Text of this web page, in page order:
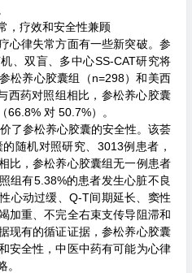
，疗效和安全性兼顾
心律失常方面有一些新突破。参
、双盲、多中心SS-CAT研究将
松养心胶囊组（n=298）和美西
西药对照组相比，参松养心胶囊
66.8% 对 50.7%）。
了参松养心胶囊的安全性。该荟
随机对照研究、3013例患者，
比，参松养心胶囊组无一例患者
组有5.38%的患者发生心脏不良
心动过缓、Q-T间期延长、窦性
加重、不完全右束支传导阻滞和
现有的循证证据，参松养心胶囊
安全性，中医中药有可能为心律